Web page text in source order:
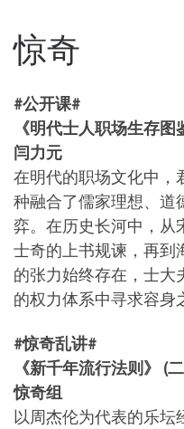
惊奇
#公开课#
《明代士人职场生存图
闫力元
在明代的职场文化中，
种融合了儒家理想、道
弈。在历史长河中，从
士奇的上书规谏，再到
的张力始终存在，士大
的权力体系中寻求容身
#惊奇乱讲#
《新千年流行法则》 (
惊奇组
以周杰伦为代表的乐坛